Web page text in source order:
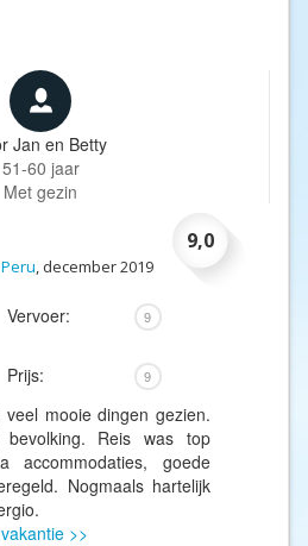
Jan en Betty
51-60 jaar
Met gezin
9,0
Peru, december 2019
Vervoer: 9
Prijs: 9
mooie dingen gezien.
bevolking. Reis was top
accommodaties, goede
Nogmaals hartelijk
>>